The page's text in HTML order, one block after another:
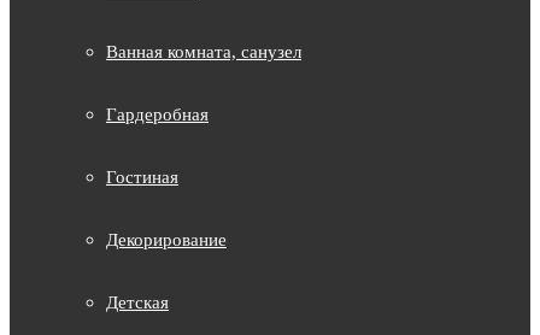
Ванная комната, санузел
Гардеробная
Гостиная
Декорирование
Детская